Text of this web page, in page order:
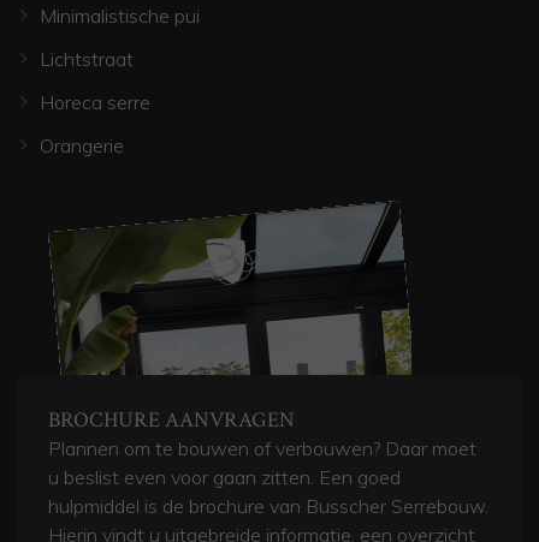
Minimalistische pui
Lichtstraat
Horeca serre
Orangerie
BROCHURE AANVRAGEN
Plannen om te bouwen of verbouwen? Daar moet
u beslist even voor gaan zitten. Een goed
hulpmiddel is de brochure van Busscher Serrebouw.
Hierin vindt u uitgebreide informatie, een overzicht